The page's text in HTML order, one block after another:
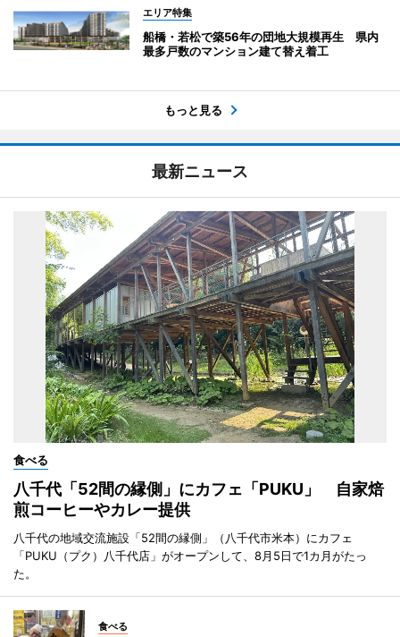
エリア特集
船橋・若松で築56年の団地大規模再生 県内
最多戸数のマンション建て替え着工
もっと見る
最新ニュース
食べる
八千代「52間の縁側」にカフェ「PUKU」 自家焙
煎コーヒーやカレー提供
八千代の地域交流施設「52間の縁側」（八千代市米本）にカフェ
「PUKU（プク）八千代店」がオープンして、8月5日で1カ月がたっ
た。
食べる